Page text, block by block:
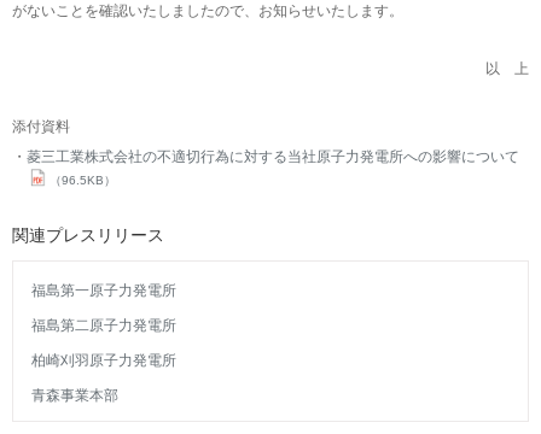
がないことを確認いたしましたので、お知らせいたします。
以 上
添付資料
菱三工業株式会社の不適切行為に対する当社原子力発電所への影響について
（96.5KB）
関連プレスリリース
福島第一原子力発電所
福島第二原子力発電所
柏崎刈羽原子力発電所
青森事業本部